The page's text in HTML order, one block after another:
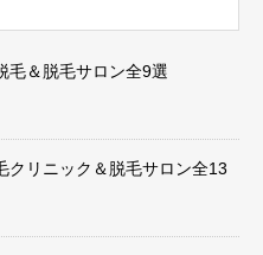
毛＆脱毛サロン全9選
クリニック＆脱毛サロン全13